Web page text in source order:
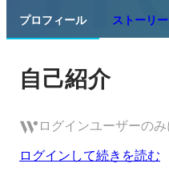
プロフィール ストーリー
自己紹介
ログインユーザーのみ
ログインして続きを読む